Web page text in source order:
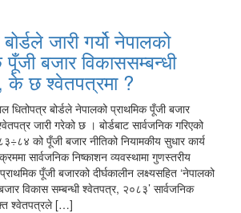
जारी गर्यो नेपालको
पूँजी बजार विकाससम्बन्धी
के छ श्वेतपत्रमा ?
धितोपत्र बोर्डले नेपालको प्राथमिक पूँजी बजार
जारी गरेको छ । बोर्डबाट सार्वजनिक गरिएको
को पूँजी बजार नीतिको नियामकीय सुधार कार्य
सार्वजनिक निष्काशन व्यवस्थामा गुणस्तरीय
पूँजी बजारको दीर्घकालीन लक्ष्यसहित ‘नेपालको
विकास सम्बन्धी श्वेतपत्र, २०८३’ सार्वजनिक
श्वेतपत्रले […]